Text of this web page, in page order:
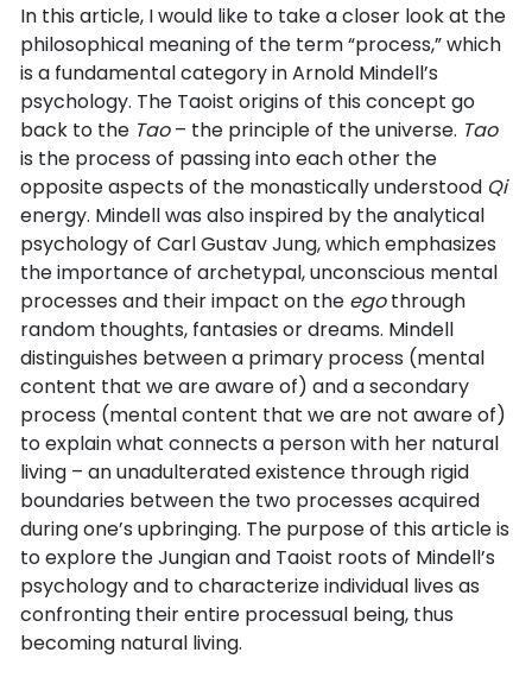
In this article, I would like to take a closer look at the
philosophical meaning of the term “process,” which
is a fundamental category in Arnold Mindell’s
psychology. The Taoist origins of this concept go
back to the Tao– the principle of the universe. Tao
is the process of passing into each other the
opposite aspects of the monastically understood Qi
energy. Mindell was also inspired by the analytical
psychology of Carl Gustav Jung, which emphasizes
the importance of archetypal, unconscious mental
processes and their impact on the egothrough
random thoughts, fantasies or dreams. Mindell
distinguishes between a primary process (mental
content that we are aware of) and a secondary
process (mental content that we are not aware of)
to explain what connects a person with her natural
living – an unadulterated existence through rigid
boundaries between the two processes acquired
during one’s upbringing. The purpose of this article is
to explore the Jungian and Taoist roots of Mindell’s
psychology and to characterize individual lives as
confronting their entire processual being, thus
becoming natural living.